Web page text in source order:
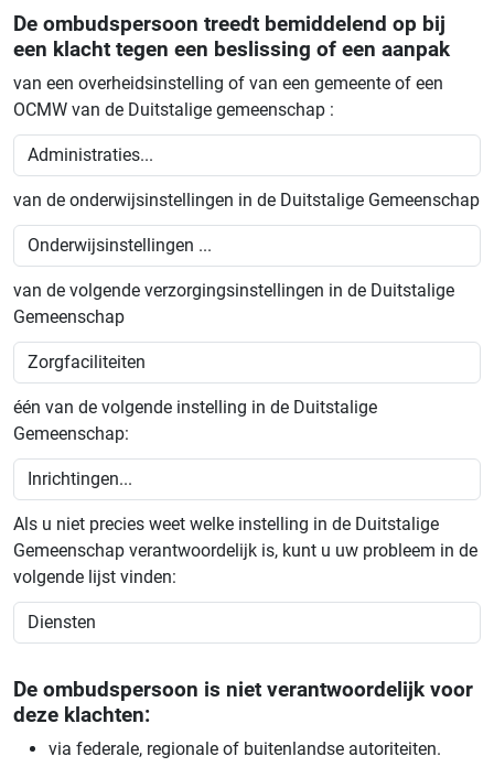
De ombudspersoon treedt bemiddelend op bij
een klacht tegen een beslissing of een aanpak
van een overheidsinstelling of van een gemeente of een
OCMW van de Duitstalige gemeenschap :
van de onderwijsinstellingen in de Duitstalige Gemeenschap
van de volgende verzorgingsinstellingen in de Duitstalige
Gemeenschap
één van de volgende instelling in de Duitstalige
Gemeenschap:
Als u niet precies weet welke instelling in de Duitstalige
Gemeenschap verantwoordelijk is, kunt u uw probleem in de
volgende lijst vinden:
De ombudspersoon is niet verantwoordelijk voor
deze klachten:
via federale, regionale of buitenlandse autoriteiten.